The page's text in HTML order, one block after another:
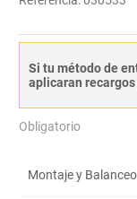
Si tu método de
aplicaran
Obligatorio
Montaje y Balanceo